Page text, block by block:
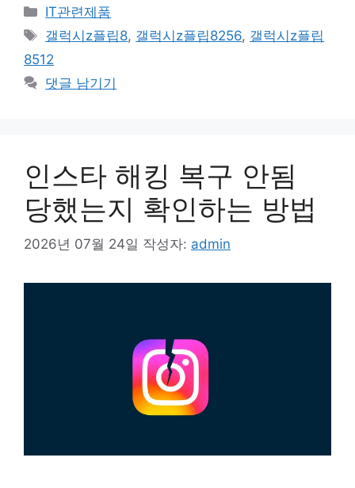
카
테
리
IT관련제품
태
그
갤럭시z플립8, 갤럭시z플립8256, 갤럭시z플립
8512
댓글 남기기
인스타 해킹 복구 안됨
당했는지 확인하는 방법
2026년 07월 24일 작성자: admin